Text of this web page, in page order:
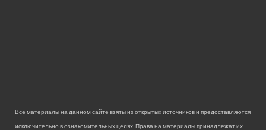
Все материалы на данном сайте взяты из открытых источников и предоставляются
исключительно в ознакомительных целях. Права на материалы принадлежат их